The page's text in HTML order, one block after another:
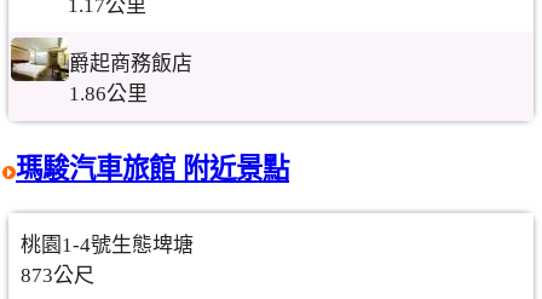
1.17公里
爵起商務飯店
1.86公里
瑪駿汽車旅館 附近景點
桃園1-4號生態埤塘
873公尺